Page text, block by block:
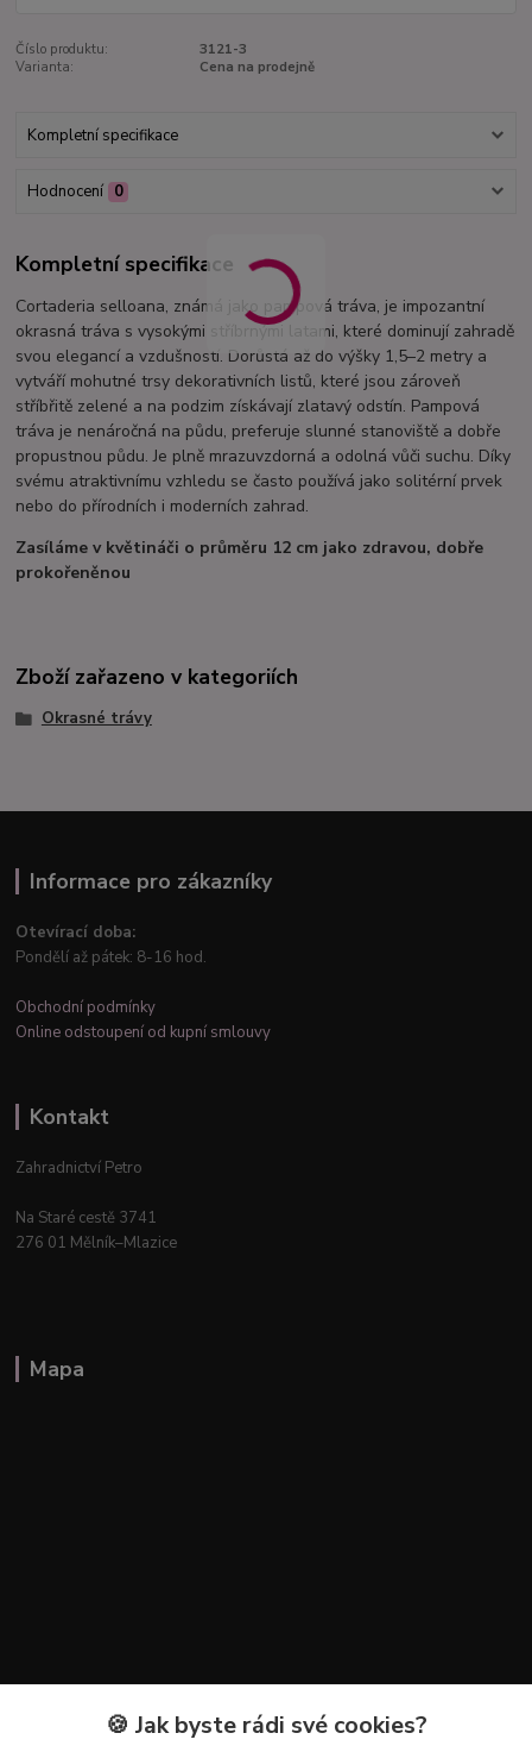
Číslo produktu:
3121-3
Varianta:
Cena na prodejně
Kompletní specifikace
Hodnocení 0
Kompletní specifikace
Cortaderia selloana, známá jako pampová tráva, je impozantní
okrasná tráva s vysokými stříbrnými latami, které dominují zahradě
svou elegancí a vzdušností. Dorůstá až do výšky 1,5–2 metry a
vytváří mohutné trsy dekorativních listů, které jsou zároveň
stříbřitě zelené a na podzim získávají zlatavý odstín. Pampová
tráva je nenáročná na půdu, preferuje slunné stanoviště a dobře
propustnou půdu. Je plně mrazuvzdorná a odolná vůči suchu. Díky
svému atraktivnímu vzhledu se často používá jako solitérní prvek
nebo do přírodních i moderních zahrad.
Zasíláme v květináči o průměru 12 cm jako zdravou, dobře
prokořeněnou
Zboží zařazeno v kategoriích
Okrasné trávy
Informace pro zákazníky
Otevírací doba:
Pondělí až pátek: 8-16 hod.
Obchodní podmínky
Online odstoupení od kupní smlouvy
Kontakt
Zahradnictví Petro
Na Staré cestě 3741
276 01 Mělník–Mlazice
Mapa
Kontakty🍪 Jak byste rádi své cookies?